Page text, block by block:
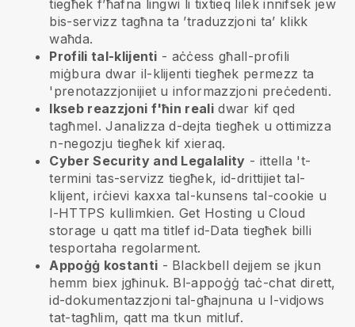
tiegħek f’ħafna lingwi li tixtieq lilek innifsek jew
bis-servizz tagħna ta ’traduzzjoni ta’ klikk
waħda.
Profili tal-klijenti - aċċess għall-profili
miġbura dwar il-klijenti tiegħek permezz ta
'prenotazzjonijiet u informazzjoni preċedenti.
Ikseb reazzjoni f'ħin reali dwar kif qed
tagħmel. Janalizza d-dejta tiegħek u ottimizza
n-negozju tiegħek kif xieraq.
Cyber Security and Legalality - ittella 't-
termini tas-servizz tiegħek, id-drittijiet tal-
klijent, irċievi kaxxa tal-kunsens tal-cookie u
l-HTTPS kullimkien. Get Hosting u Cloud
storage u qatt ma titlef id-Data tiegħek billi
tesportaha regolarment.
Appoġġ kostanti - Blackbell dejjem se jkun
hemm biex jgħinuk. Bl-appoġġ taċ-chat dirett,
id-dokumentazzjoni tal-għajnuna u l-vidjows
tat-tagħlim, qatt ma tkun mitluf.